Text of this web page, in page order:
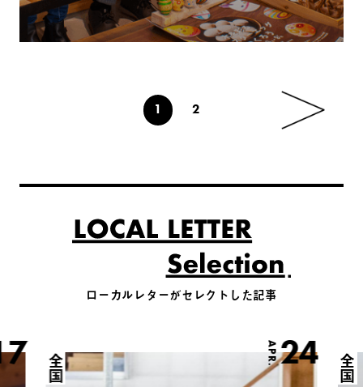
1 2
ローカルレターがセレクトした記事
APR.24
全国 全国